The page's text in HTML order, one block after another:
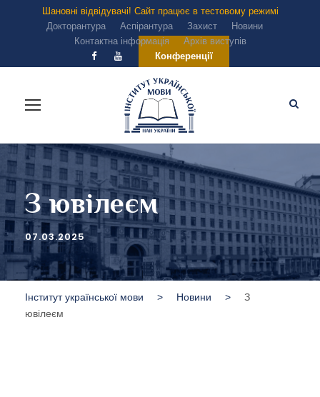
Шановні відвідувачі! Сайт працює в тестовому режимі
Докторантура
Аспірантура Захист
Новини
Контактна інформація
Архів виступів
Конференції
З ювілеєм
07.03.2025
Інститут української мови > Новини >
З
ювілеєм